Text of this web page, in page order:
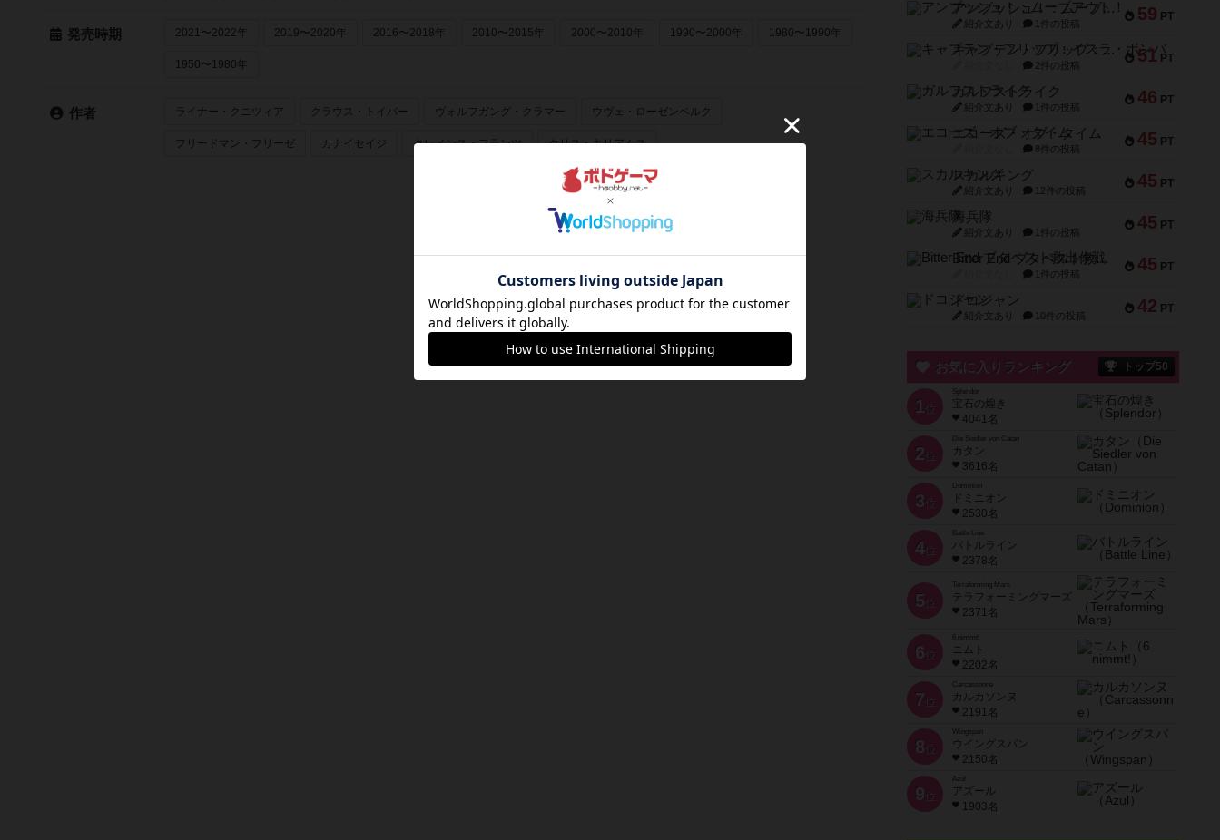
発売時期 2021〜2022年 2019〜2020年 2016〜2018年 2010〜2015年 2000〜2010年 1990〜2000年 1980〜1990年
1950〜1980年
作者 ライナー・クニツィア クラウス・トイバー ヴォルフガング・クラマー ウヴェ・ローゼンベルク
フリードマン・フリーゼ カナイセイジ クレメンス・フランツ クリス・キリアムス
59 PT
アンブッシュ！：ムーブアウト！
紹介文あり 1件の投稿
51 PT
キャプテン・フリップ：イスラ・ボンバ
2件の投稿
46 PT
ガルフストライク
紹介文あり 1件の投稿
45 PT
エコーズ・オブ・タイム
8件の投稿
45 PT
スカルキング
紹介文あり 12件の投稿
45 PT
海兵隊
紹介文あり 1件の投稿
45 PT
Bitter End ブタペスト救出作戦
1件の投稿
42 PT
ドコジャン
紹介文あり 10件の投稿
お気に入りランキング トップ50
1 位
宝石の煌き
4041名
2 位
Die Siedler von Catan
カタン
3616名
3 位
ドミニオン
2530名
4位
Battle Line
バトルライン
2378名
5 位
Terraforming Mars
テラフォーミングマーズ
2371名
6 位
ニムト
2202名
7 位
Carcassonne
カルカソンヌ
2191名
8 位
Wingspan
ウイングスパン
2150名
9 位
Azul
アズール
1903名